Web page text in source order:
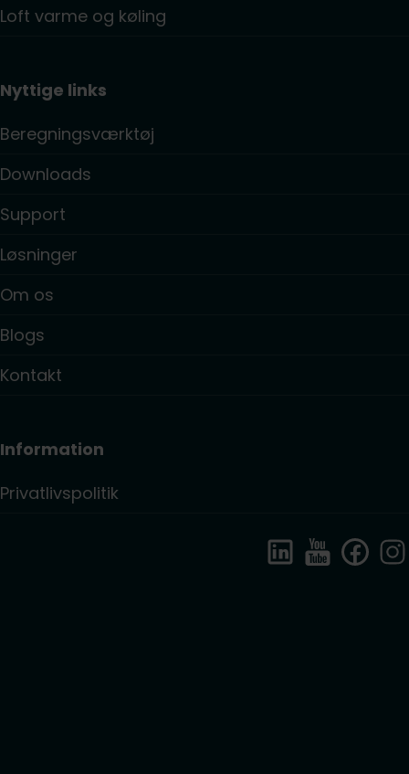
Loft varme og køling
Nyttige links
Beregningsværktøj
Downloads
Support
Løsninger
Om os
Blogs
Kontakt
Information
Privatlivspolitik